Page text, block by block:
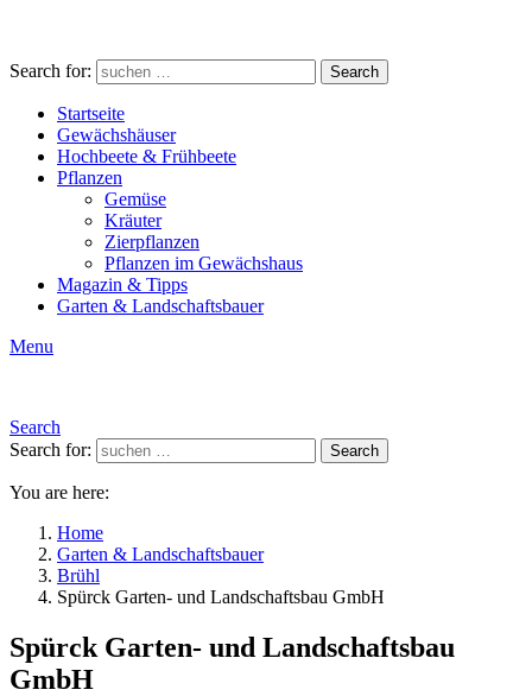
Search for: Search
Startseite
Gewächshäuser
Hochbeete & Frühbeete
Pflanzen
Gemüse
Kräuter
Zierpflanzen
Pflanzen im Gewächshaus
Magazin & Tipps
Garten & Landschaftsbauer
Menu
Search
Search for:
Search
You are here:
Home
Garten & Landschaftsbauer
Brühl
Spürck Garten- und Landschaftsbau GmbH
Spürck Garten- und Landschaftsbau
GmbH